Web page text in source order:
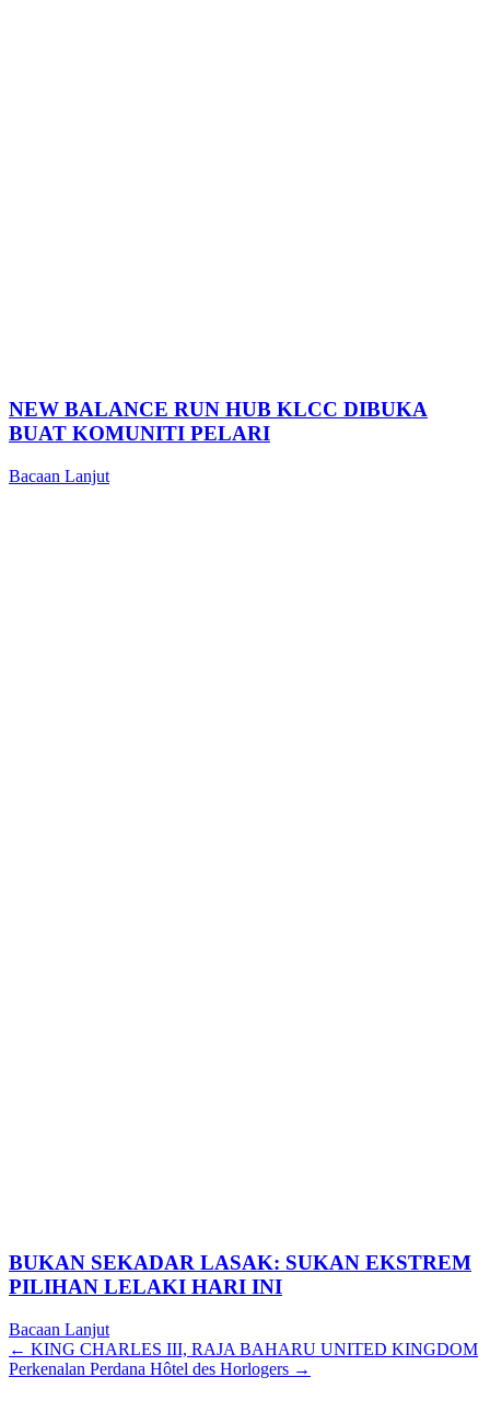
NEW BALANCE RUN HUB KLCC DIBUKA
BUAT KOMUNITI PELARI
Bacaan Lanjut
BUKAN SEKADAR LASAK: SUKAN EKSTREM
PILIHAN LELAKI HARI INI
Bacaan Lanjut
Posts
navigation
← KING CHARLES III, RAJA BAHARU UNITED KINGDOM
Perkenalan Perdana Hôtel des Horlogers →